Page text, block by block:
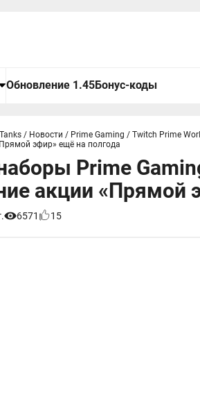
Обновление 1.45Бонус-коды
/ Новости / Prime Gaming / Twitch Prime
эфир» ещё на полгода
Prime
акции «Прямой
6571 15